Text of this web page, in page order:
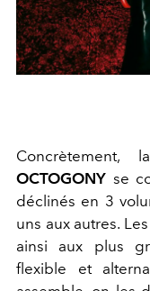
Concrètement,
OCTOGONY se
déclinés en 3
uns aux autres.
ainsi aux plus
flexible et